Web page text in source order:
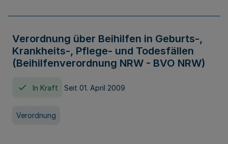
Verordnung über Beihilfen in Geburts-,
Krankheits-, Pflege- und Todesfällen
(Beihilfenverordnung NRW - BVO NRW)
In Kraft Seit 01. April 2009
Verordnung